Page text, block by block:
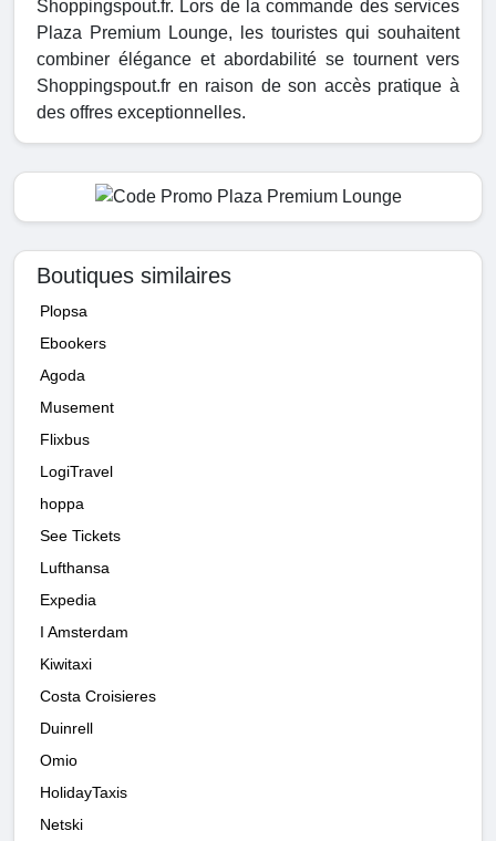
Shoppingspout.fr. Lors de la commande des services
Plaza Premium Lounge, les touristes qui souhaitent
combiner élégance et abordabilité se tournent vers
Shoppingspout.fr en raison de son accès pratique à
des offres exceptionnelles.
Boutiques similaires
Plopsa
Ebookers
Agoda
Musement
Flixbus
LogiTravel
hoppa
See Tickets
Lufthansa
Expedia
I Amsterdam
Kiwitaxi
Costa Croisieres
Duinrell
Omio
HolidayTaxis
Netski